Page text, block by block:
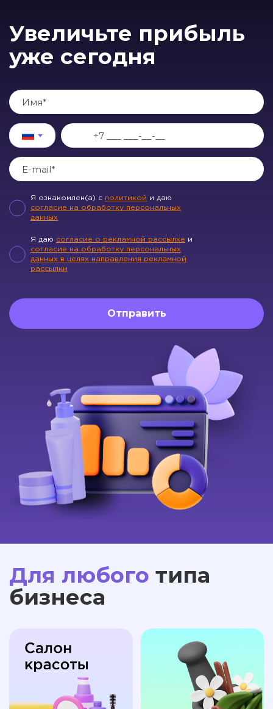
Увеличьте прибыль
уже сегодня
Я ознакомлен(а) с политикой и даю
согласие на обработку персональных
данных
Я даю согласие о рекламной рассылке и
согласие на обработку персональных
данных в целях направления рекламной
рассылки
Отправить
Для любого типа
бизнеса